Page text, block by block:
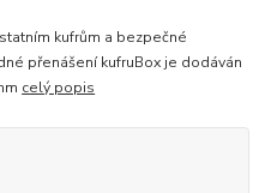
kufrům a bezpečné
přenášení kufruBox je dodáván
celý popis